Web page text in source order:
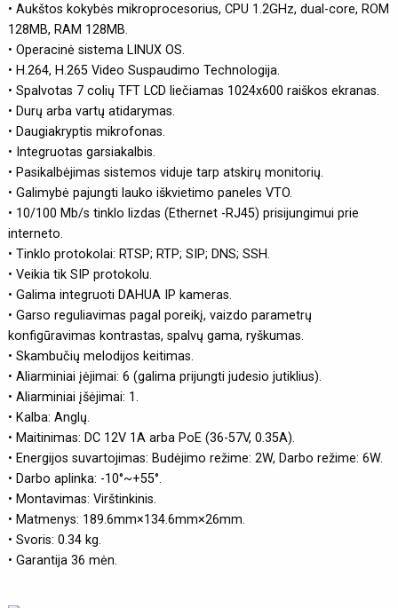
• Aukštos kokybės mikroprocesorius, CPU 1.2GHz, dual-core, ROM
128MB, RAM 128MB.
• Operacinė sistema LINUX OS.
• H.264, H.265 Video Suspaudimo Technologija.
• Spalvotas 7 colių TFT LCD liečiamas 1024x600 raiškos ekranas.
• Durų arba vartų atidarymas.
• Daugiakryptis mikrofonas.
• Integruotas garsiakalbis.
• Pasikalbėjimas sistemos viduje tarp atskirų monitorių.
• Galimybė pajungti lauko iškvietimo paneles VTO.
• 10/100 Mb/s tinklo lizdas (Ethernet -RJ45) prisijungimui prie
interneto.
• Tinklo protokolai: RTSP; RTP; SIP; DNS; SSH.
• Veikia tik SIP protokolu.
• Galima integruoti DAHUA IP kameras.
• Garso reguliavimas pagal poreikį, vaizdo parametrų
konfigūravimas kontrastas, spalvų gama, ryškumas.
• Skambučių melodijos keitimas.
• Aliarminiai įėjimai: 6 (galima prijungti judesio jutiklius).
• Aliarminiai įšėjimai: 1.
• Kalba: Anglų.
• Maitinimas: DC 12V 1A arba PoE (36-57V, 0.35A).
• Energijos suvartojimas: Budėjimo režime: 2W, Darbo režime: 6W.
• Darbo aplinka: -10°~+55°.
• Montavimas: Virštinkinis.
• Matmenys: 189.6mm×134.6mm×26mm.
• Svoris: 0.34 kg.
• Garantija 36 mėn.